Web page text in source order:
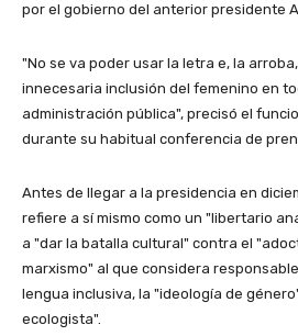
por el gobierno del anterior presidente
"No se va poder usar la letra e, la
innecesaria inclusión del femenino en
administración pública", precisó el
durante su habitual conferencia de
Antes de llegar a la presidencia en
refiere a sí mismo como un "libertario
a "dar la batalla cultural" contra el
marxismo" al que considera
lengua inclusiva, la "ideología de
ecologista".